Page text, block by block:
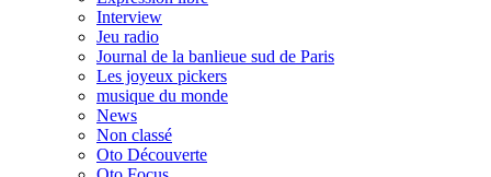
Interview
Jeu radio
Journal de la banlieue sud de Paris
Les joyeux pickers
musique du monde
News
Non classé
Oto Découverte